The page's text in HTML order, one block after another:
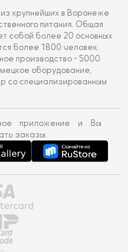
крупнейших в Воронеже
питания. Общая
собой более 20 основных
более 1800 человек.
производство - 5000
оборудование,
со специализированным
приложение и Вы
заказы.